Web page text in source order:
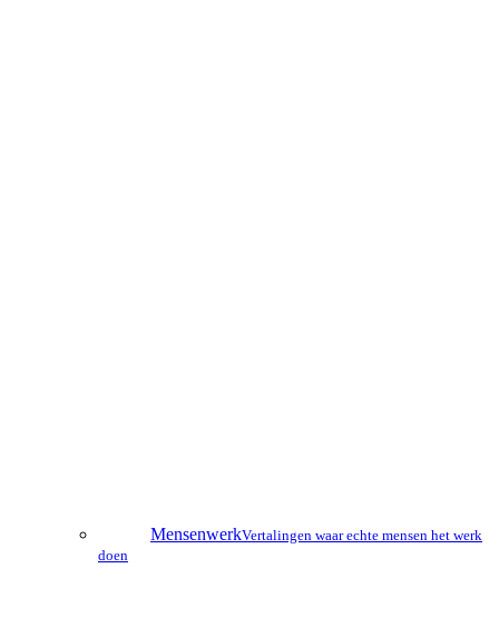
MensenwerkVertalingen waar echte mensen het werk
doen